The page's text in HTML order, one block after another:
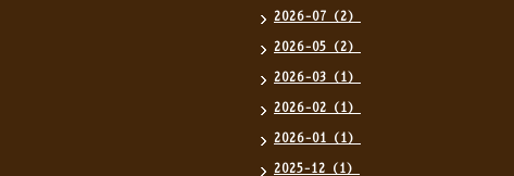
2026-07（2）
2026-05（2）
2026-03（1）
2026-02（1）
2026-01（1）
2025-12（1）